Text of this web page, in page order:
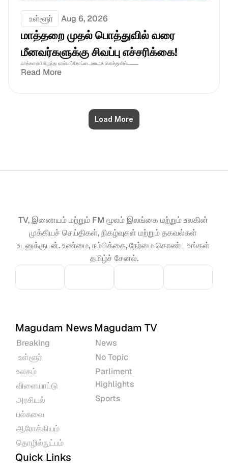
உள்ளூர் Aug 6, 2026
மாத்தறை முதல் பொத்துவில் வரை
மீனவர்களுக்கு சிவப்பு எச்சரிக்கை!
மாத்தறையிலிருந்து ஹம்பாந்தோட்டை ஊடாக பொத்துவில்...........
Read More
Load More
TV, இணையம் மற்றும் FM மூலம் இலங்கை மற்றும் உலகின்
முக்கியச் செய்திகள், நிகழ்வுகள் மற்றும் தகவல்கள்
உடனுக்குடன். உண்மை, நம்பிக்கை, நேர்மை கொண்ட உங்கள்
தமிழ்ச் சேனல்.
Magudam News
Breaking
உள்ளூர்
உலகம்
விளையாட்டு
அரசியல்
பல்சுவை
ஆரோக்கியம்
தொழில்நுட்பம்
Magudam TV
News
No Topic
Parliment
Highlights
Sports
Quick Links